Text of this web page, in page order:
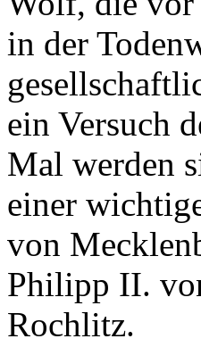
in der
ein Versuch
Mal werden
einer
von
Philipp II.
Rochlitz.